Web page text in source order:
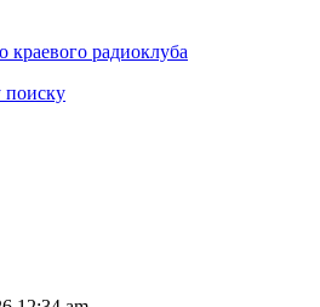
радиоклуба
поиску